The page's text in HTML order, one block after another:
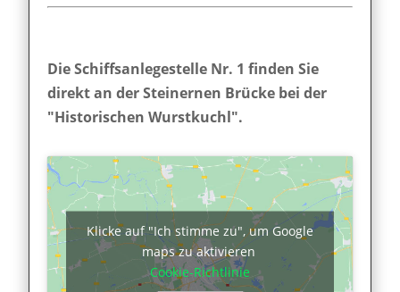
Die Schiffsanlegestelle Nr. 1 finden Sie
direkt an der Steinernen Brücke bei der
"Historischen Wurstkuchl".
Klicke auf "Ich stimme zu", um Google
maps zu aktivieren
Cookie-Richtlinie